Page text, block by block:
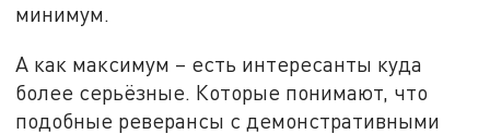
минимум.
А как максимум – есть интересанты куда
более серьёзные. Которые понимают, что
подобные реверансы с демонстративными